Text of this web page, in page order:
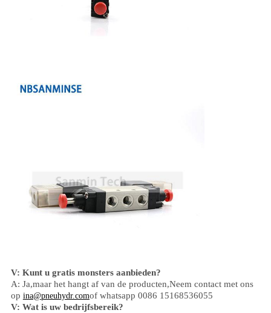
V: Kunt u gratis monsters aanbieden?
A: Ja,maar het hangt af van de producten,Neem contact met ons
op ina@pneuhydr.comof whatsapp 0086 15168536055
V: Wat is uw bedrijfsbereik?